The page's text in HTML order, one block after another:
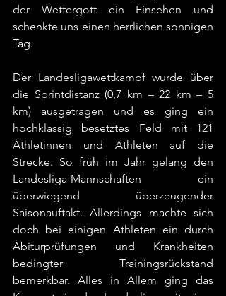
der Wettergott ein Einsehen und
schenkte uns einen herrlichen sonnigen
Tag.
Der Landesligawettkampf wurde über
die Sprintdistanz (0,7 km – 22 km – 5
km) ausgetragen und es ging ein
hochklassig besetztes Feld mit 121
Athletinnen und Athleten auf die
Strecke. So früh im Jahr gelang den
Landesliga-Mannschaften ein
überwiegend überzeugender
Saisonauftakt. Allerdings machte sich
doch bei einigen Athleten ein durch
Abiturprüfungen und Krankheiten
bedingter Trainingsrückstand
bemerkbar. Alles in Allem ging das